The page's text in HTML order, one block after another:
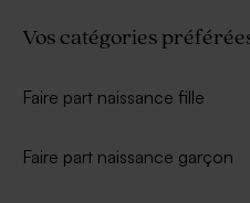
Vos catégories
Faire part naissance fille
Faire part naissance garçon